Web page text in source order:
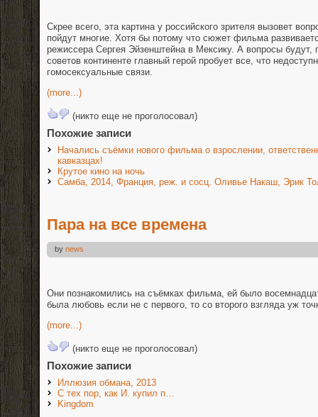
Скрее всего, эта картина у российского зрителя вызовет
пойдут многие. Хотя бы потому что сюжет фильма
режиссера Сергея Эйзенштейна в Мексику. А вопросы будут,
советов континенте главный герой пробует все, что
гомосексуальные связи.
(more...)
(никто еще не проголосовал)
Похожие записи
Начались съёмки нового фильма о взрослении,
кавказцах!
Крутое кино на ночь
Самба, 2014, Франция, реж. и сосц. Оливье Накаш, Эрик
Пара на все времена
by news
Они познакомились на съёмках фильма, ей было
была любовь если не с первого, то со второго взгляда уж
(more...)
(никто еще не проголосовал)
Похожие записи
Иллюзия обмана, 2013
С тех пор, как И. купил п…
Kingdom